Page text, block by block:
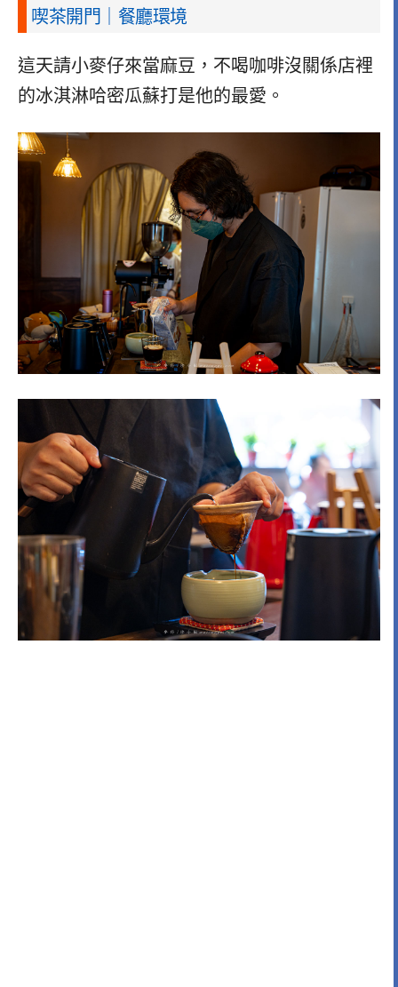
喫茶開門｜餐廳環境
這天請小麥仔來當麻豆，不喝咖啡沒關係店裡
的冰淇淋哈密瓜蘇打是他的最愛。